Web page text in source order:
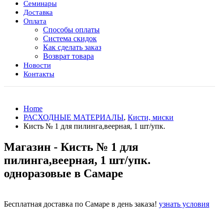
Семинары
Доставка
Оплата
Способы оплаты
Система скидок
Как сделать заказ
Возврат товара
Новости
Контакты
Home
РАСХОДНЫЕ МАТЕРИАЛЫ, Кисти, миски
Кисть № 1 для пилинга,веерная, 1 шт/упк.
Магазин - Кисть № 1 для
пилинга,веерная, 1 шт/упк.
одноразовые в Самаре
Бесплатная доставка по Самаре в день заказа! узнать условия